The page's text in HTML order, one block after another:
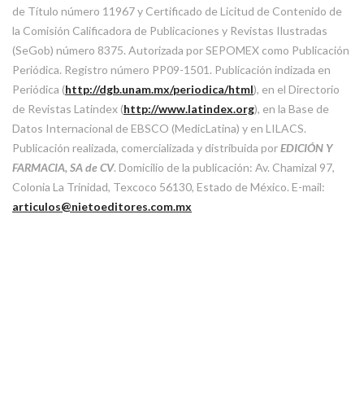
de Título número 11967 y Certificado de Licitud de Contenido de
la Comisión Calificadora de Publicaciones y Revistas Ilustradas
(SeGob) número 8375. Autorizada por SEPOMEX como Publicación
Periódica. Registro número PP09-1501. Publicación indizada en
Periódica (http://dgb.unam.mx/periodica/html), en el Directorio
de Revistas Latindex (http://www.latindex.org), en la Base de
Datos Internacional de EBSCO (MedicLatina) y en LILACS.
Publicación realizada, comercializada y distribuida porEDICIÓN Y
FARMACIA, SA de CV. Domicilio de la publicación: Av. Chamizal 97,
Colonia La Trinidad, Texcoco 56130, Estado de México. E-mail:
articulos@nietoeditores.com.mx